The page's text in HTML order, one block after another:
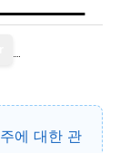
에 대한 관